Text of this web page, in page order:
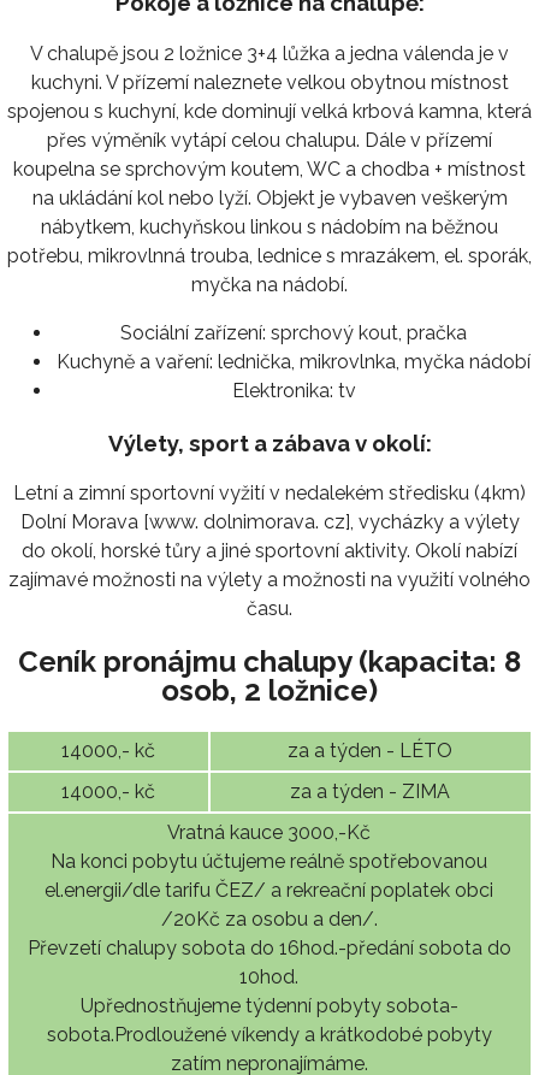
V chalupě jsou 2 ložnice 3+4 lůžka a jedna válenda je v
kuchyni. V přízemí naleznete velkou obytnou místnost
spojenou s kuchyní, kde dominují velká krbová kamna, která
přes výměník vytápí celou chalupu. Dále v přízemí
koupelna se sprchovým koutem, WC a chodba + místnost
na ukládání kol nebo lyží. Objekt je vybaven veškerým
nábytkem, kuchyňskou linkou s nádobím na běžnou
potřebu, mikrovlnná trouba, lednice s mrazákem, el. sporák,
myčka na nádobí.
Sociální zařízení: sprchový kout, pračka
Kuchyně a vaření: lednička, mikrovlnka, myčka nádobí
Elektronika: tv
Výlety, sport a zábava v okolí:
Letní a zimní sportovní vyžití v nedalekém středisku (4km)
Dolní Morava [www. dolnimorava. cz], vycházky a výlety
do okolí, horské tůry a jiné sportovní aktivity. Okolí nabízí
zajímavé možnosti na výlety a možnosti na využití volného
času.
Ceník pronájmu chalupy (kapacita: 8
osob, 2 ložnice)
14000,- kč
za a týden - LÉTO
14000,- kč
za a týden - ZIMA
Vratná kauce 3000,-Kč
Na konci pobytu účtujeme reálně spotřebovanou
el.energii/dle tarifu ČEZ/ a rekreační poplatek obci
/20Kč za osobu a den/.
Převzetí chalupy sobota do 16hod.-předání sobota do
10hod.
Upřednostňujeme týdenní pobyty sobota-
sobota.Prodloužené víkendy a krátkodobé pobyty
zatím nepronajímáme.